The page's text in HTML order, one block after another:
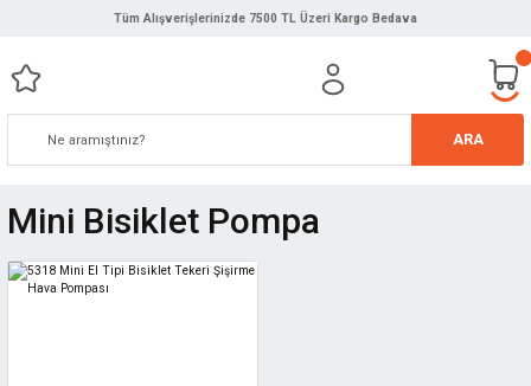
Tüm Alışverişlerinizde 7500 TL Üzeri Kargo Bedava
ARA
Mini Bisiklet Pompa